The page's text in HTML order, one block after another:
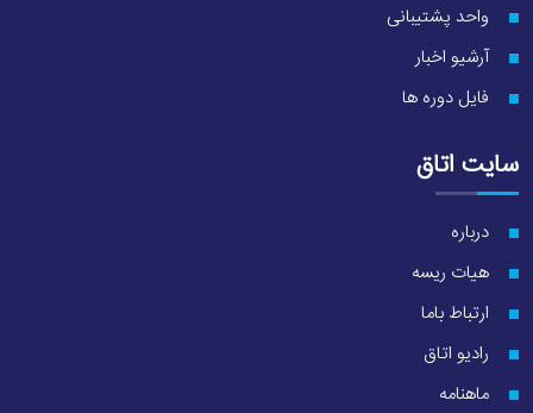
واحد پشتیبانی
آرشیو اخبار
فایل دوره ها
سایت اتاق
درباره
هیات ریسه
ارتباط باما
رادیو اتاق
ماهنامه